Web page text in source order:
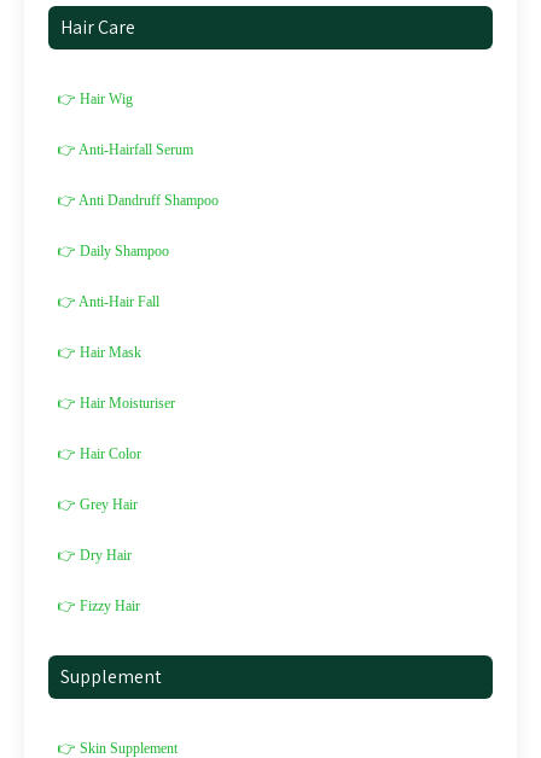
Hair Care
👉 Hair Wig
👉 Anti-Hairfall Serum
👉 Anti Dandruff Shampoo
👉 Daily Shampoo
👉 Anti-Hair Fall
👉 Hair Mask
👉 Hair Moisturiser
👉 Hair Color
👉 Grey Hair
👉 Dry Hair
👉 Fizzy Hair
Supplement
👉 Skin Supplement